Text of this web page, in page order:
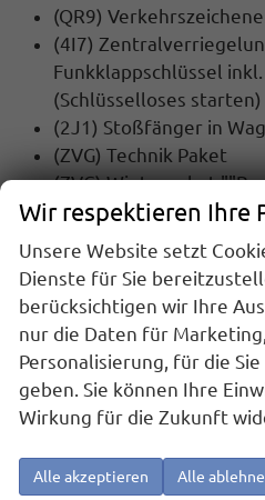
(QR9)
(4I7)
Funkklappschlüssel
(Schlüsselloses starten)
(2J1) Stoßfänger in
(ZVG) Technik Paket
(ZVC) Winterpaket
200.000 Km
(I8U) Radio
(QV3) Digitaler
(U9G) Extern, USB Typ-
erhöhter Ladeleistung
(9WJ) App-Connect
Wireless für Apple
Wir respektieren Ihre
Unsere Website setzt
Dienste für Sie
berücksichtigen wir Ihre
nur die Daten für
Personalisierung, für die
geben. Sie können Ihre
Wirkung für die Zukunft
Alle akzeptieren Alle